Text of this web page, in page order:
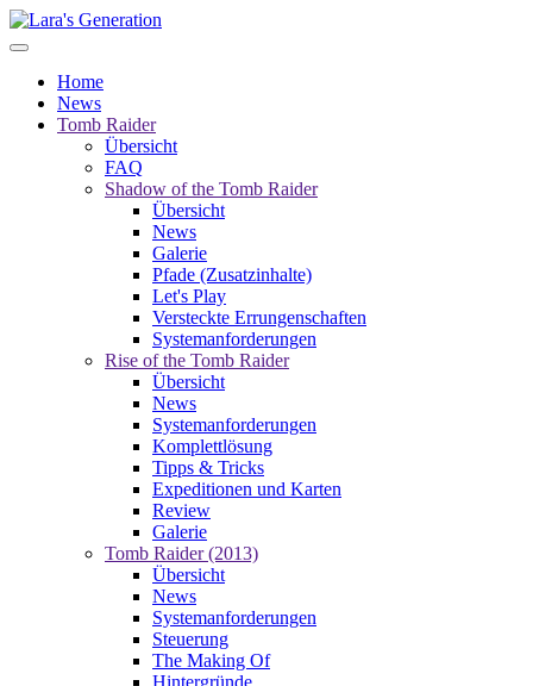
Home
News
Tomb Raider
Übersicht
FAQ
Shadow of the Tomb Raider
Übersicht
News
Galerie
Pfade (Zusatzinhalte)
Let's Play
Versteckte Errungenschaften
Systemanforderungen
Rise of the Tomb Raider
Übersicht
News
Systemanforderungen
Komplettlösung
Tipps & Tricks
Expeditionen und Karten
Review
Galerie
Tomb Raider (2013)
Übersicht
News
Systemanforderungen
Steuerung
The Making Of
Hintergründe